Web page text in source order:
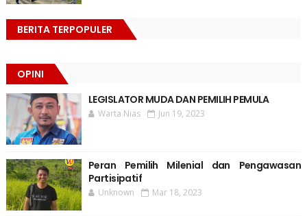
BERITA TERPOPULER
OPINI
LEGISLATOR MUDA DAN PEMILIH PEMULA
Warta Nias Jun 19, 2023
Peran Pemilih Milenial dan Pengawasan
Partisipatif
Unknown Mar 18, 2023